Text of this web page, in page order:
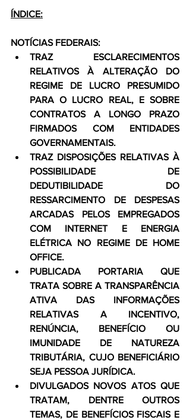
ÍNDICE:
NOTÍCIAS FEDERAIS:
TRAZ ESCLARECIMENTOS
RELATIVOS À ALTERAÇÃO DO
REGIME DE LUCRO PRESUMIDO
PARA O LUCRO REAL, E SOBRE
CONTRATOS A LONGO PRAZO
FIRMADOS COM ENTIDADES
GOVERNAMENTAIS.
TRAZ DISPOSIÇÕES RELATIVAS À
POSSIBILIDADE DE
DEDUTIBILIDADE DO
RESSARCIMENTO DE DESPESAS
ARCADAS PELOS EMPREGADOS
COM INTERNET E ENERGIA
ELÉTRICA NO REGIME DE HOME
OFFICE.
PUBLICADA PORTARIA QUE
TRATA SOBRE A TRANSPARÊNCIA
ATIVA DAS INFORMAÇÕES
RELATIVAS A INCENTIVO,
RENÚNCIA, BENEFÍCIO OU
IMUNIDADE DE NATUREZA
TRIBUTÁRIA, CUJO BENEFICIÁRIO
SEJA PESSOA JURÍDICA.
DIVULGADOS NOVOS ATOS QUE
TRATAM, DENTRE OUTROS
TEMAS, DE BENEFÍCIOS FISCAIS E